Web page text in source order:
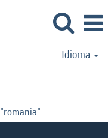
Idioma
"romania".